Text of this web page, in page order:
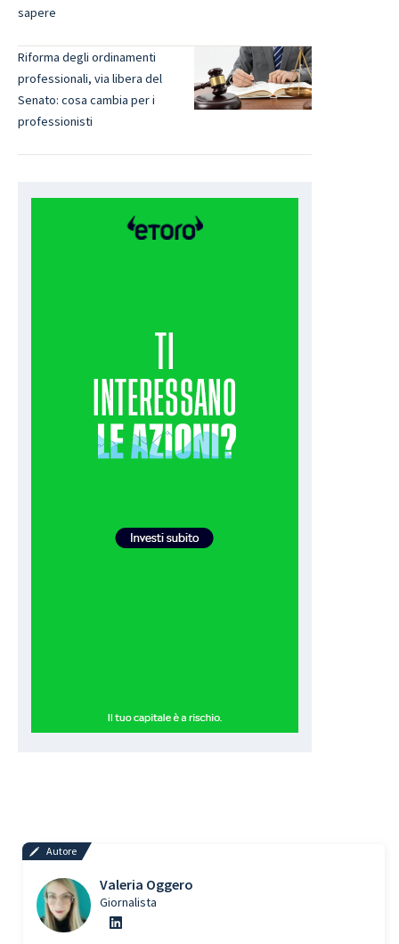
sapere
Riforma degli ordinamenti
professionali, via libera del
Senato: cosa cambia per i
professionisti
Autore
Valeria Oggero
Giornalista